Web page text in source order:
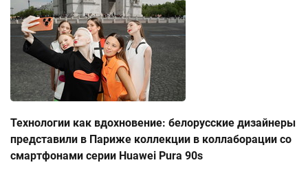
Технологии как вдохновение: белорусские дизайнеры
представили в Париже коллекции в коллаборации со
смартфонами серии Huawei Pura 90s